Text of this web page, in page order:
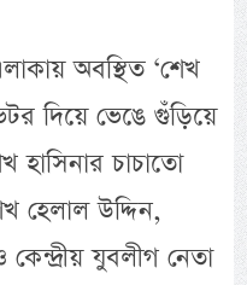
অবস্থিত ‘শেখ
দিয়ে ভেঙে গুঁড়িয়ে
হাসিনার চাচাতো
হেলাল উদ্দিন,
যুবলীগ নেতা